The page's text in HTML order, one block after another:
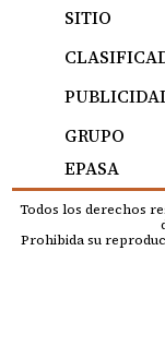
SITIO
GRUPO
EPASA
Todos los derechos
Prohibida su